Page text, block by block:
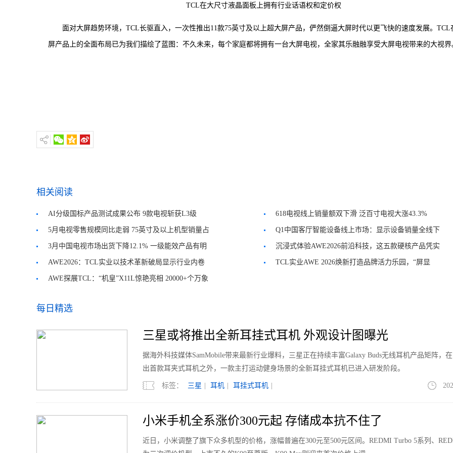
TCL在大尺寸液晶面板上拥有行业话语权和定价权
面对大屏趋势环境，TCL长驱直入，一次性推出11款75英寸及以上超大屏产品，俨然倒逼大屏时代以更飞快的速度发展。TCL
屏产品上的全面布局已为我们描绘了蓝图：不久未来，每个家庭都将拥有一台大屏电视，全家其乐融融享受大屏电视带来的大视界
相关阅读
AI分级国标产品测试成果公布 9款电视斩获L3级 618电视线上销量额双下滑 泛百寸电视大涨43.3%
5月电视零售规模同比走弱 75英寸及以上机型销量占
近半数
Q1中国客厅智能设备线上市场：显示设备销量全线下
滑
3月中国电视市场出货下降12.1% 一级能效产品有明
显增长
沉浸式体验AWE2026前沿科技，这五款硬核产品凭实
力出圈
AWE2026：TCL实业以技术革新破局显示行业内卷 TCL实业AWE 2026焕新打造品牌活力乐园，“屏显
AWE探展TCL：“机皇”X11L惊艳亮相 20000+个万象
每日精选
三星或将推出全新耳挂式耳机 外观设计图曝光
据海外科技媒体SamMobile带来最新行业爆料，三星正在持续丰富Galaxy Buds无线耳机产品矩阵，
出首款耳夹式耳机之外，一款主打运动健身场景的全新耳挂式耳机已进入研发阶段。
标签： 三星 耳机 耳挂式耳机
小米手机全系涨价300元起 存储成本抗不住了
近日，小米调整了旗下众多机型的价格，涨幅普遍在300元至500元区间。REDMI Turbo 5系列、